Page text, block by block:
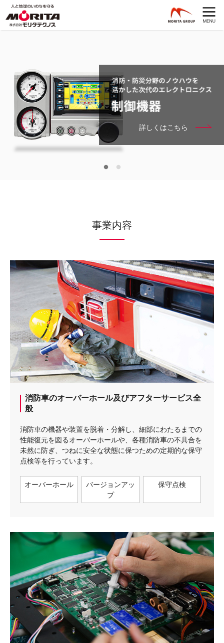
詳しくはこちら
事業内容
消防車のオーバーホール及びアフターサービス全
般
消防車の機器や装置を脱着・分解し、細部にわたるまでの
性能復元を図るオーバーホールや、各種消防車の不具合を
未然に防ぎ、つねに安全な状態に保つための定期的な保守
点検等を行っています。
オーバーホール
バージョンアッ
プ
保守点検